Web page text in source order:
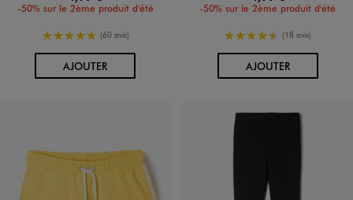
-50% sur le 2ème produit d'été
5/5 de moyenne
(60 avis)
AJOUTERAU PANIER
-50% sur le 2ème produit d'été
4.5/5 de moyenne
(18 avis)
AJOUTERAU PANIER